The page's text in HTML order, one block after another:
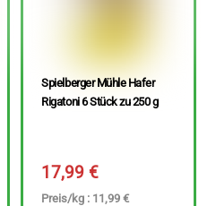
Spielberger Mühle Hafer
Rigatoni 6 Stück zu 250 g
17,99€
Preis/kg : 11,99 €